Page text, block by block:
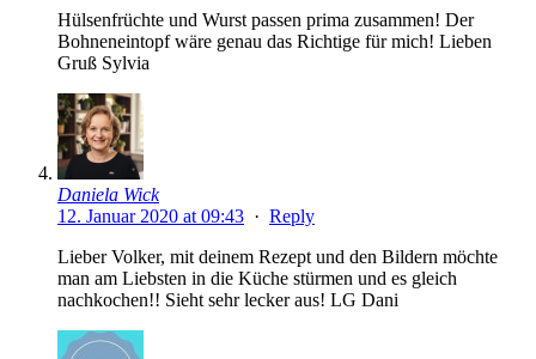
Hülsenfrüchte und Wurst passen prima zusammen! Der
Bohneneintopf wäre genau das Richtige für mich! Lieben
Gruß Sylvia
Daniela Wick
12. Januar 2020 at 09:43 · Reply
Lieber Volker, mit deinem Rezept und den Bildern möchte
man am Liebsten in die Küche stürmen und es gleich
nachkochen!! Sieht sehr lecker aus! LG Dani